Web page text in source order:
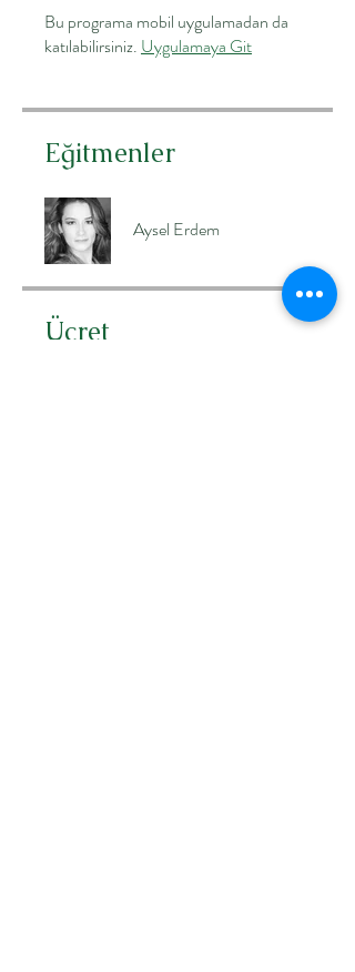
Bu programa mobil uygulamadan da
katılabilirsiniz. Uygulamaya Git
Eğitmenler
Aysel Erdem
Ücret